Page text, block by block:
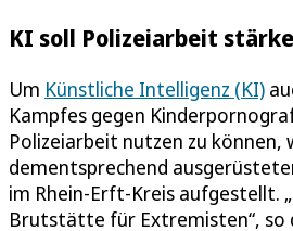
KI soll Polizeiarbeit
Um Künstliche Intelligenz (KI)
Kampfes gegen
Polizeiarbeit nutzen zu können,
dementsprechend
im Rhein-Erft-Kreis aufgestellt.
Brutstätte für Extremisten“, so